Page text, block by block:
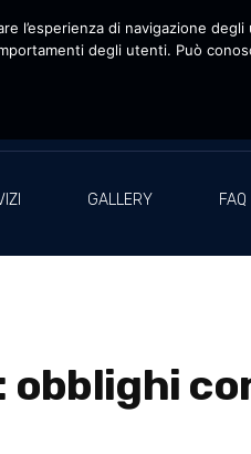
GALLERY FAQ
obblighi
l’esperienza di navigazione
degli utenti. Può